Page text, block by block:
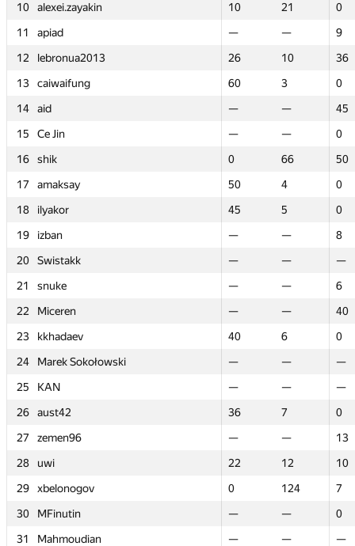
10
alexei.zayakin 10 21
0
11
apiad — —
9
12
lebronua2013 26 10
36
13
caiwaifung 60 3
0
14
aid — —
45
15
Ce Jin — —
0
16
shik 0 66
50
17
amaksay 50 4
0
18
ilyakor 45 5
0
19
izban — —
8
20
Swistakk — —
—
21
snuke — —
6
22
Miceren — —
40
23
kkhadaev 40 6
0
24
Marek Sokołowski — —
—
25
KAN — —
—
26
aust42 36 7
0
27
zemen96 — —
13
28
uwi 22 12
10
29
xbelonogov 0 124
7
30
MFinutin — —
0
31
Mahmoudian — —
—
10
alexei.zayakin 10 21
0
11
apiad — —
9
12
lebronua2013 26 10
36
13
caiwaifung 60 3
0
14
aid — —
45
15
Ce Jin — —
0
16
shik 0 66
50
17
amaksay 50 4
0
18
ilyakor 45 5
0
19
izban — —
8
20
Swistakk — —
—
21
snuke — —
6
22
Miceren — —
40
23
kkhadaev 40 6
0
24
Marek Sokołowski — —
—
25
KAN — —
—
26
aust42 36 7
0
27
zemen96 — —
13
28
uwi 22 12
10
29
xbelonogov 0 124
7
30
MFinutin — —
0
31
Mahmoudian — —
—